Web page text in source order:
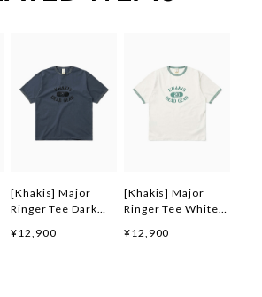
[Khakis] Major
Ringer Tee Dark
ランド 韓国ファッシ
¥12,900
[Khakis] Major
Ringer Tee White
韓国ファッション 韓
¥12,900